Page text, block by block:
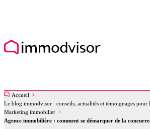
Accueil
Le blog immodvisor : conseils, actualités et témoignages pour
Marketing immobilier
Agence immobilière : comment se démarquer de la